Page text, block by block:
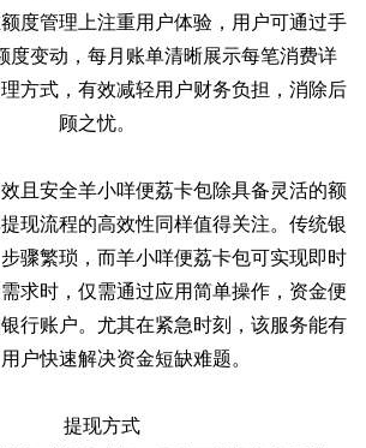
度管理上注重用户体验，用户可通过手
度变动，每月账单清晰展示每笔消费详
方式，有效减轻用户财务负担，消除后
顾之忧。
且安全羊小咩便荔卡包除具备灵活的额
现流程的高效性同样值得关注。传统银
骤繁琐，而羊小咩便荔卡包可实现即时
求时，仅需通过应用简单操作，资金便
行账户。尤其在紧急时刻，该服务能有
户快速解决资金短缺难题。
提现方式